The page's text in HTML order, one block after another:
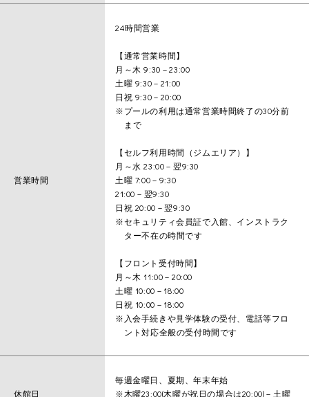
営業時間
24時間営業
【通常営業時間】
月～木 9:30－23:00
土曜 9:30－21:00
日祝 9:30－20:00
※プールの利用は通常営業時間終了の30分前
まで
【セルフ利用時間（ジムエリア）】
月～水 23:00－翌9:30
土曜 7:00－9:30
21:00－翌9:30
日祝 20:00－翌9:30
※セキュリティ会員証で入館、インストラク
ター不在の時間です
【フロント受付時間】
月～木 11:00－20:00
土曜 10:00－18:00
日祝 10:00－18:00
※入会手続きや見学体験の受付、電話等フロ
ント対応全般の受付時間です
休館日
毎週金曜日、夏期、年末年始
※木曜23:00(木曜が祝日の場合は20:00)－土曜